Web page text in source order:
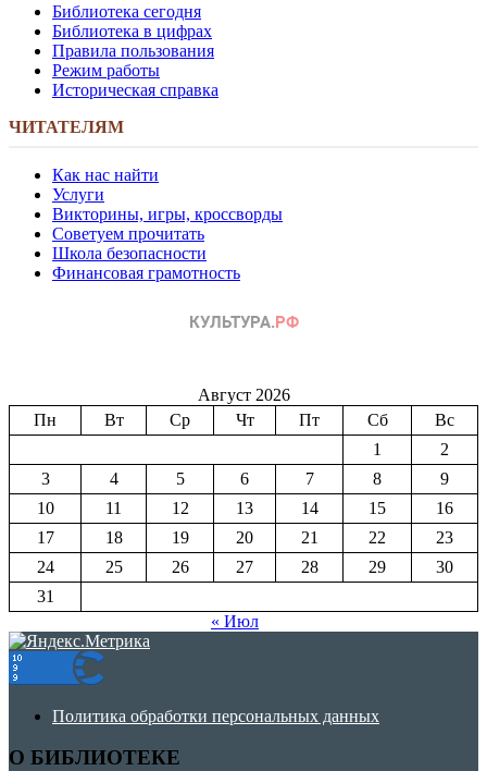
Библиотека сегодня
Библиотека в цифрах
Правила пользования
Режим работы
Историческая справка
ЧИТАТЕЛЯМ
Как нас найти
Услуги
Викторины, игры, кроссворды
Советуем прочитать
Школа безопасности
Финансовая грамотность
Август 2026
Пн
Вт Ср Чт Пт Сб
Вс
1
2
3
4 5 6 7 8
9
10
11 12 13 14 15
16
17
18 19 20 21 22
23
24
25 26 27 28 29
30
31
« Июл
Политика обработки персональных данных
О БИБЛИОТЕКЕ